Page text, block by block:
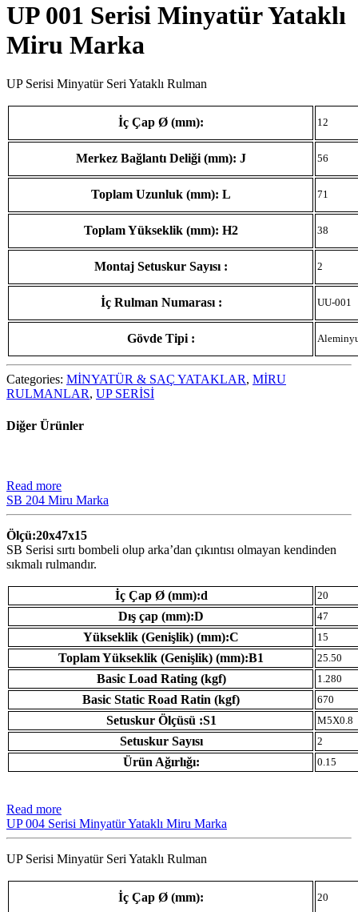
UP 001 Serisi Minyatür Yataklı
Miru Marka
UP Serisi Minyatür Seri Yataklı Rulman
İç Çap Ø (mm): 12
Merkez Bağlantı Deliği (mm): J 56
Toplam Uzunluk (mm): L 71
Toplam Yükseklik (mm): H2 38
Montaj Setuskur Sayısı : 2
İç Rulman Numarası : UU-001
Gövde Tipi :
Categories: MİNYATÜR & SAÇ YATAKLAR, MİRU
RULMANLAR, UP SERİSİ
Diğer Ürünler
Read more
SB 204 Miru Marka
Ölçü:20x47x15
SB Serisi sırtı bombeli olup arka’dan çıkıntısı olmayan kendinden
sıkmalı rulmandır.
İç Çap Ø (mm):d 20
Dış çap (mm):D 47
Yükseklik (Genişlik) (mm):C 15
Toplam Yükseklik (Genişlik) (mm):B1 25.50
Basic Load Rating (kgf) 1.280
Basic Static Road Ratin (kgf) 670
Setuskur Ölçüsü :S1 M5X0.8
Setuskur Sayısı 2
Ürün Ağırlığı: 0.15
Read more
UP 004 Serisi Minyatür Yataklı Miru Marka
UP Serisi Minyatür Seri Yataklı Rulman
İç Çap Ø (mm): 20